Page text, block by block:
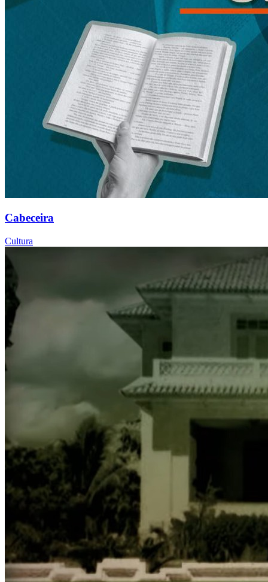
Cabeceira
Cultura